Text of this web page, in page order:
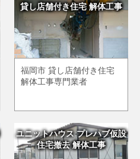
貸し店舗付き住宅 解体工事
福岡市 貸し店舗付き住宅
解体工事専門業者
ユニットハウス プレハブ仮設
住宅撤去 解体工事